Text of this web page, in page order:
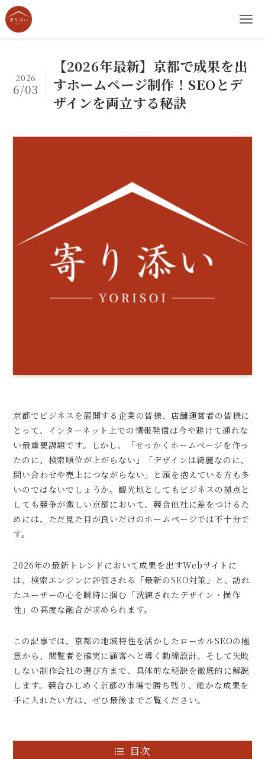
【2026年最新】京都で成果を出
すホームページ制作！SEOとデ
ザインを両立する秘訣
2026
6/03
京都でビジネスを展開する企業の皆様、店舗運営者の皆様に
とって、インターネット上での情報発信は今や避けて通れな
い最重要課題です。しかし、「せっかくホームページを作っ
たのに、検索順位が上がらない」「デザインは綺麗なのに、
問い合わせや売上につながらない」と頭を抱えている方も多
いのではないでしょうか。観光地としてもビジネスの拠点と
しても競争が激しい京都において、競合他社に差をつけるた
めには、ただ見た目が良いだけのホームページでは不十分で
す。
2026年の最新トレンドにおいて成果を出すWebサイトに
は、検索エンジンに評価される「最新のSEO対策」と、訪れ
たユーザーの心を瞬時に掴む「洗練されたデザイン・操作
性」の高度な融合が求められます。
この記事では、京都の地域特性を活かしたローカルSEOの極
意から、閲覧者を確実に顧客へと導く動線設計、そして失敗
しない制作会社の選び方まで、具体的な秘訣を徹底的に解説
します。競合ひしめく京都の市場で勝ち残り、確かな成果を
手に入れたい方は、ぜひ最後までご覧ください。
目次